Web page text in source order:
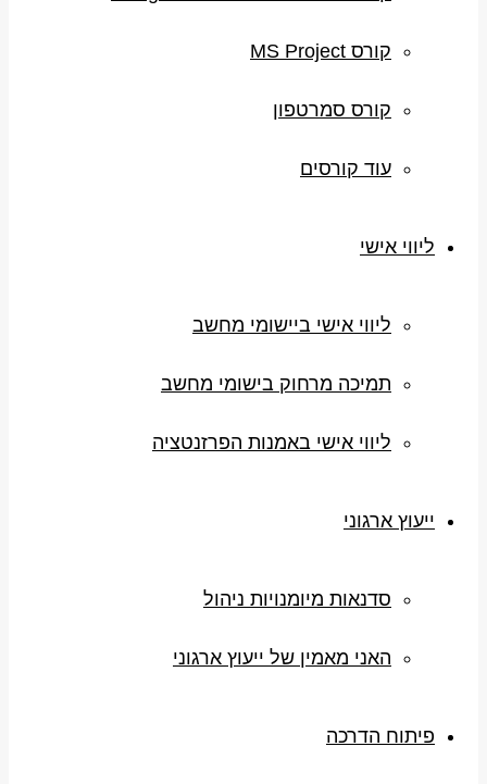
קורס MS Project
קורס סמרטפון
עוד קורסים
ליווי אישי
ליווי אישי ביישומי מחשב
תמיכה מרחוק בישומי מחשב
ליווי אישי באמנות הפרזנטציה
ייעוץ ארגוני
סדנאות מיומנויות ניהול
האני מאמין של ייעוץ ארגוני
פיתוח הדרכה